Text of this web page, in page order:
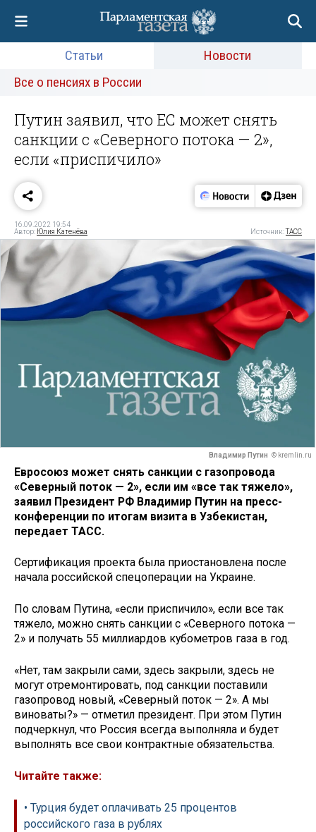
Статьи
Новости
Все о пенсиях в России
Путин заявил, что ЕС может снять
санкции с «Северного потока — 2»,
если «приспичило»
16.09.2022 19:54
Автор: Юлия Катенёва Источник:ТАСС
Владимир Путин © kremlin.ru
Евросоюз может снять санкции с газопровода
«Северный поток — 2», если им «все так тяжело»,
заявил Президент РФ Владимир Путин на пресс-
конференции по итогам визита в Узбекистан,
передает ТАСС.
Сертификация проекта была приостановлена после
начала российской спецоперации на Украине.
По словам Путина, «если приспичило», если все так
тяжело, можно снять санкции с «Северного потока —
2» и получать 55 миллиардов кубометров газа в год.
«Нет, там закрыли сами, здесь закрыли, здесь не
могут отремонтировать, под санкции поставили
газопровод новый, «Северный поток — 2». А мы
виноваты?» — отметил президент. При этом Путин
подчеркнул, что Россия всегда выполняла и будет
выполнять все свои контрактные обязательства.
Читайте также:
• Турция будет оплачивать 25 процентов
российского газа в рублях